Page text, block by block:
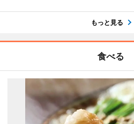
もっと見る
食べる